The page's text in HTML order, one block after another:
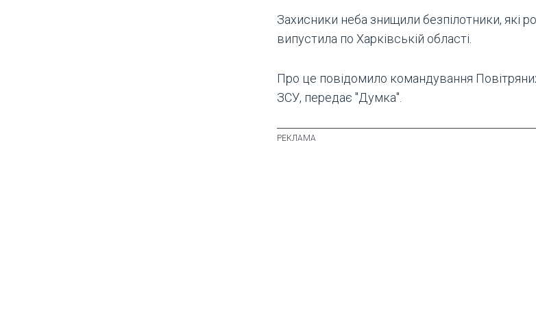
Захисники неба знищили безпілотники, які
випустила по Харківській області.
Про це повідомило командування
ЗСУ, передає "Думка".